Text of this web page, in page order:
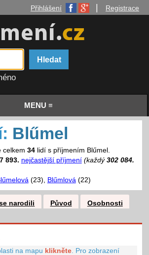
Přihlášení Registrace
MENU ≡
Blűmel
celkem 34lidí s příjmením Blűmel.
893. nejčastější příjmení (každý 302 084.
(23), Blűmlová(22)
narodili Původ
Osobnosti
na mapu klikněte Pro zobrazení